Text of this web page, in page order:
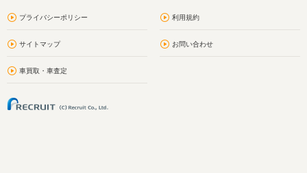
プライバシーポリシー 利用規約
サイトマップ お問い合わせ
車買取・車査定